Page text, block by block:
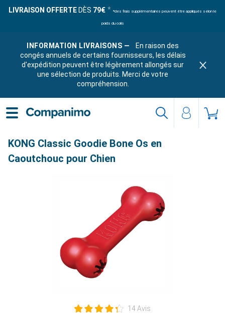
LIVRAISON OFFERTE DÈS 79€ *des frais supplémentaires peuvent être appliqués selon le
poids du colis
INFORMATION LIVRAISONS —
En raison des
congés annuels de certains fournisseurs, les délais
d'expédition peuvent être légèrement allongés sur
une sélection de produits. Merci de votre
compréhension.
KONG Classic Goodie Bone Os en
Caoutchouc pour Chien
14 Avis